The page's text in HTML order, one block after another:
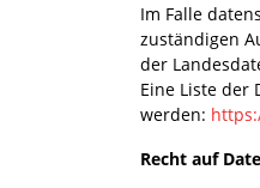
Im Falle
zuständigen
der
Eine Liste der
werden:
Recht auf